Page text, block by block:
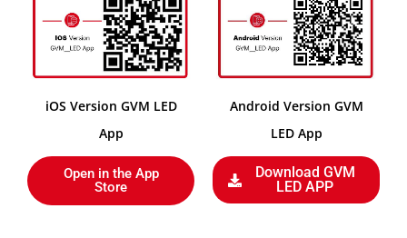
iOS Version GVM LED
App
Open in the App
Store
Android Version GVM
LED App
Download GVM
LED APP